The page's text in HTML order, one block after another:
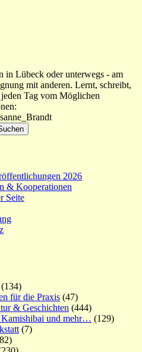
in Lübeck oder unterwegs - am
mit anderen. Lernt, schreibt,
Tag vom Möglichen
2026
& Kooperationen
Seite
(134)
für die Praxis (47)
& Geschichten (444)
und mehr… (129)
(7)